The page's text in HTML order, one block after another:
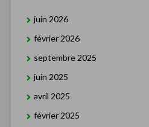
juin 2026
février 2026
septembre 2025
juin 2025
avril 2025
février 2025